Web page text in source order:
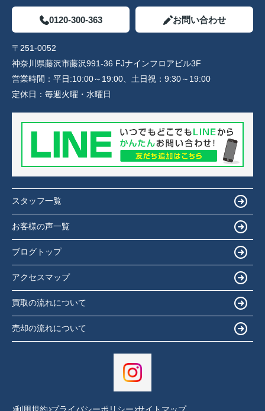
0120-300-363 お問い合わせ
〒251-0052
神奈川県藤沢市藤沢991-36 FJナインフロアビル3F
営業時間： 平日:10:00～19:00、土日祝：9:30～19:00
定休日： 毎週火曜・水曜日
スタッフ一覧
お客様の声一覧
ブログトップ
アクセスマップ
買取の流れについて
売却の流れについて
利用規約 プライバシーポリシー サイトマップ